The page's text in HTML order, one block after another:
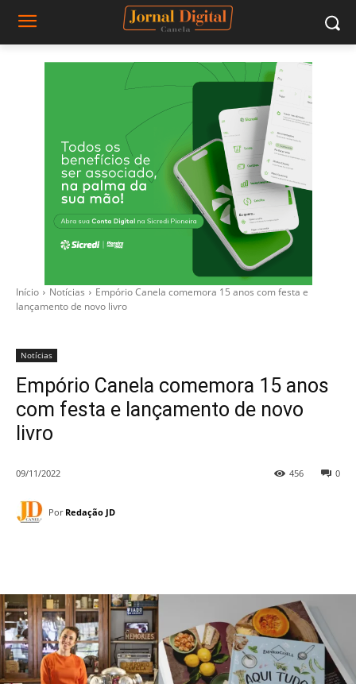
Início Notícias
Empório Canela comemora 15 anos com festa e
lançamento de novo livro
Notícias
Empório Canela comemora 15 anos
com festa e lançamento de novo
livro
09/11/2022 0
456
Por Redação JD